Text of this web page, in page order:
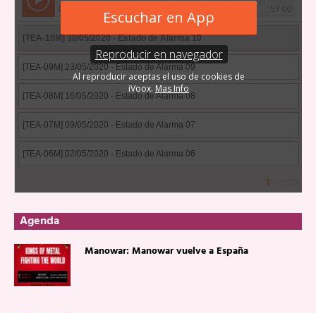
Agenda
Manowar: Manowar vuelve a España